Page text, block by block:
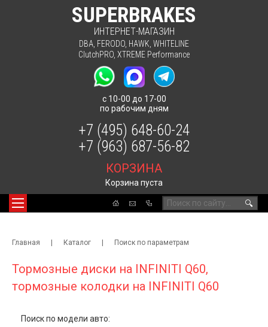
SUPERBRAKES
ИНТЕРНЕТ-МАГАЗИН
DBA FERODO HAWK WHITELINE
ClutchPRO XTREME Performance
с 10-00 до 17-00
по рабочим дням
🔍
КОРЗИНА
Корзина пуста
+7 (495) 648-60-24
+7 (963) 687-56-82
Главная | Каталог | Поиск по параметрам
Тормозные диски на INFINITI Q60,
тормозные колодки на INFINITI Q60
Поиск по модели авто: